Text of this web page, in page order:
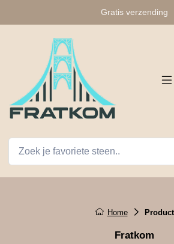
Gratis verzending
Home Product
Fratkom